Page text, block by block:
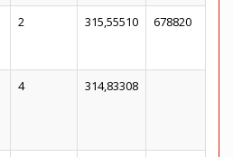
2 315,55510 678820
4 314,83308